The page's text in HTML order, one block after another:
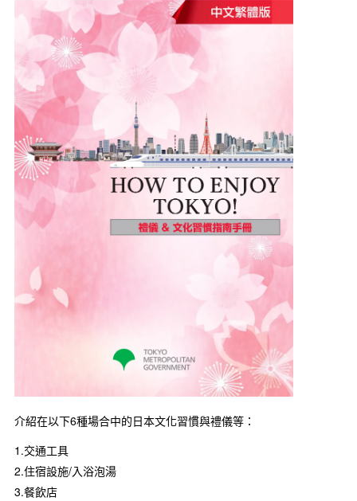
介紹在以下6種場合中的日本文化習慣與禮儀等：
1.交通工具
2.住宿設施/入浴泡湯
3.餐飲店